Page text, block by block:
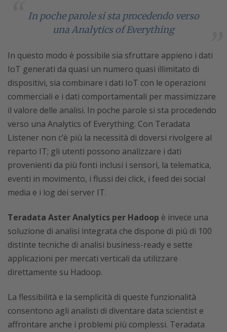
In poche parole si sta procedendo verso
una Analytics of Everything
In questo modo è possibile sia sfruttare appieno i dati
IoT generati da quasi un numero quasi illimitato di
dispositivi, sia combinare i dati IoT con le operazioni
commerciali e i dati comportamentali per massimizzare
il valore delle analisi. In poche parole si sta procedendo
verso una Analytics of Everything. Con Teradata
Listener non c’è più la necessità di doversi rivolgere al
reparto IT; gli utenti possono analizzare i dati
provenienti da più fonti inclusi i sensori, la telematica,
eventi in movimento, i flussi dei click, i feed dei social
media e i log dei server IT.
Teradata Aster Analytics per Hadoop è invece una
soluzione di analisi integrata che dispone di più di 100
distinte tecniche di analisi business-ready e sette
applicazioni per mercati verticali da utilizzare
direttamente su Hadoop.
La flessibilità e la semplicità di queste funzionalità
consentono agli analisti di diventare data scientist e
affrontare anche i problemi più complessi. Teradata